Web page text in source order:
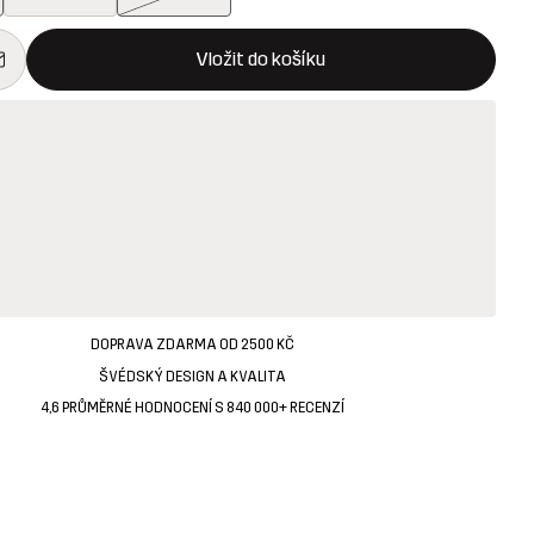
Vložit do košíku
modální potvrzení nové položky v nákupním košíku
DOPRAVA ZDARMA OD 2500 KČ
ŠVÉDSKÝ DESIGN A KVALITA
4,6 PRŮMĚRNÉ HODNOCENÍ S 840 000+ RECENZÍ